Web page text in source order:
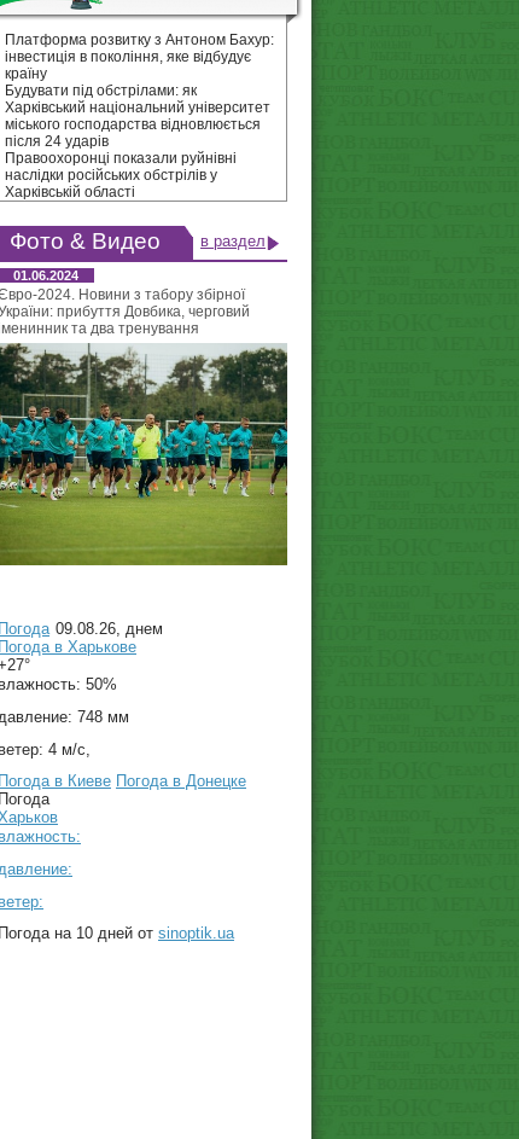
Платформа розвитку з Антоном Бахур:
інвестиція в покоління, яке відбудує
країну
Будувати під обстрілами: як
Харківський національний університет
міського господарства відновлюється
після 24 ударів
Правоохоронці показали руйнівні
наслідки російських обстрілів у
Харківській області
Фото & Видео в раздел
01.06.2024
2024. Новини з табору збірної
прибуття Довбика, черговий
та два тренування
Погода 09.08.26, днем
Погода в Харькове
влажность: 50%
давление: 748 мм
ветер: 4 м/с,
Погода в Киеве Погода в Донецке
Погода
влажность:
давление:
ветер:
Погода на 10 дней от sinoptik.ua